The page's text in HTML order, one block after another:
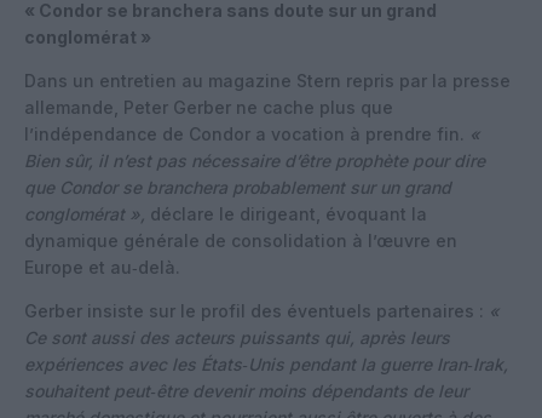
« Condor se branchera sans doute sur un grand
conglomérat »
Dans un entretien au magazine Stern repris par la presse
allemande, Peter Gerber ne cache plus que
l’indépendance de Condor a vocation à prendre fin. «
Bien sûr, il n’est pas nécessaire d’être prophète pour dire
que Condor se branchera probablement sur un grand
conglomérat », déclare le dirigeant, évoquant la
dynamique générale de consolidation à l’œuvre en
Europe et au‑delà.
Gerber insiste sur le profil des éventuels partenaires : «
Ce sont aussi des acteurs puissants qui, après leurs
expériences avec les États‑Unis pendant la guerre Iran‑Irak,
souhaitent peut‑être devenir moins dépendants de leur